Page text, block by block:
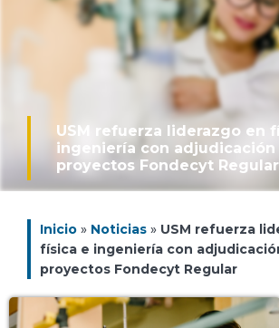
USM refuerza liderazgo en
ingeniería con adjudicación
proyectos Fondecyt Regular
Inicio » Noticias » USM refuerza
física e ingeniería con
proyectos Fondecyt Regular